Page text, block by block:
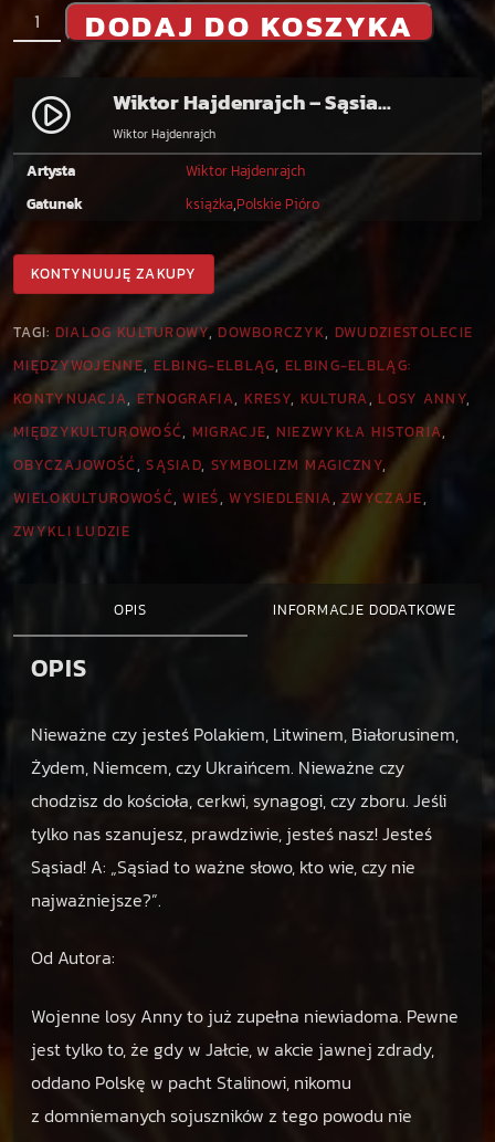
l
W
o
a
j
e
n
r
a
c
DODAJ DO KOSZYKA
play_circle_filled Wiktor Hajdenrajch – Sąsiad to ważne słowo, tom 2: Koszelewo, Chełmno, Elbląg. Na wirażu dziejów.
Wiktor Hajdenrajch
Artysta
Wiktor Hajdenrajch
Gatunek
książka,Polskie Pióro
KONTYNUUJĘ ZAKUPY
TAGI: DIALOG KULTUROWY,DOWBORCZYK, DWUDZIESTOLECIE
MIĘDZYWOJENNE, ELBING-ELBLĄG,ELBING-ELBLĄG:
KONTYNUACJA, ETNOGRAFIA, KRESY, KULTURA, LOSY ANNY,
MIĘDZYKULTUROWOŚĆ, MIGRACJE, NIEZWYKŁA HISTORIA,
OBYCZAJOWOŚĆ,SĄSIAD, SYMBOLIZM MAGICZNY,
WIELOKULTUROWOŚĆ,WIEŚ,WYSIEDLENIA,ZWYCZAJE,
ZWYKLI LUDZIE
OPIS INFORMACJE DODATKOWE
OPIS
Nieważne czy jesteś Polakiem, Litwinem, Białorusinem,
Żydem, Niemcem, czy Ukraińcem. Nieważne czy
chodzisz do kościoła, cerkwi, synagogi, czy zboru. Jeśli
tylko nas szanujesz, prawdziwie, jesteś nasz! Jesteś
Sąsiad! A: „Sąsiad to ważne słowo, kto wie, czy nie
najważniejsze?”.
Od Autora:
Wojenne losy Anny to już zupełna niewiadoma. Pewne
jest tylko to, że gdy w Jałcie, w akcie jawnej zdrady,
oddano Polskę w pacht Stalinowi, nikomu
z domniemanych sojuszników z tego powodu nie